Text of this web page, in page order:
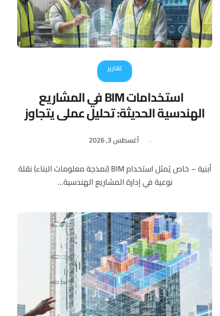
تقارير
استخدامات BIM في المشاريع
الهندسية الحديثة: تحليل عملي يتجاوز
أغسطس 3, 2026
أبنية – خاص يُمثل استخدام BIM (نمذجة معلومات البناء) نقلة
نوعية في إدارة المشاريع الهندسية...